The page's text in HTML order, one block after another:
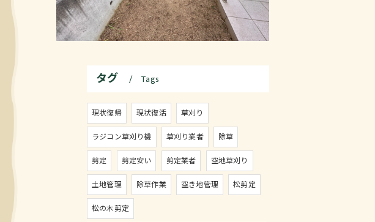
タグ Tags
現状復帰 現状復活
草刈り
ラジコン草刈り機
草刈り業者
除草
剪定
剪定安い 剪定業者
空地草刈り
土地管理
除草作業 空き地管理
松剪定
松の木剪定